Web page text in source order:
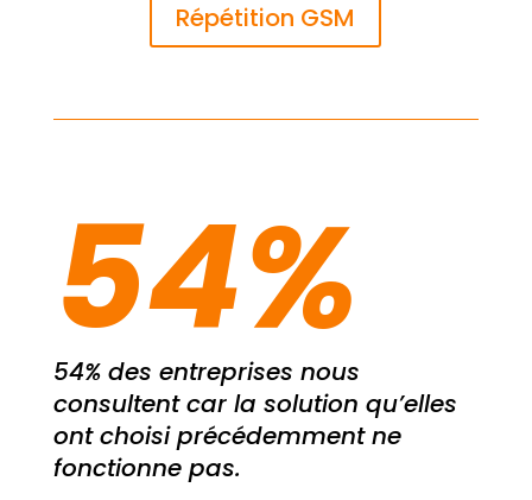
Répétition GSM
54%
54% des entreprises nous
consultent car la solution qu’elles
ont choisi précédemment ne
fonctionne pas.